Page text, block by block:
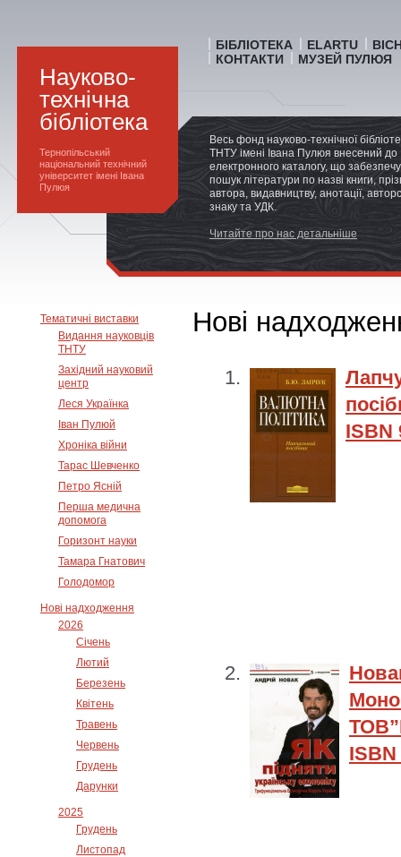
Науково-
технічна
бібліотека
Тернопільський
національний технічний
університет імені Івана
Пулюя
БІБЛІОТЕКА ELARTU
КОНТАКТИ
МУЗЕЙ ПУЛЮЯ
Весь фонд науково-технічної
ТНТУ імені Івана Пулюя внесений до
електронного каталогу, що
пошук літератури по назві книги,
автора, видавництву, анотації,
знаку та УДК.
Читайте про нас детальніше
Тематичні виставки
Видання науковців
ТНТУ
Західний науковий
центр
Леся Українка
Іван Пулюй
Хроніка війни
Тарас Шевченко
Петро Ясній
Перша медична
допомога
Горизонт науки
Тамара Гнатович
Голодомор
Нові надходження
2026
Січень
Лютий
Березень
Квітень
Травень
Червень
Грудень
Дарунки
2025
Грудень
Листопад
Нові
ISBN
ISBN